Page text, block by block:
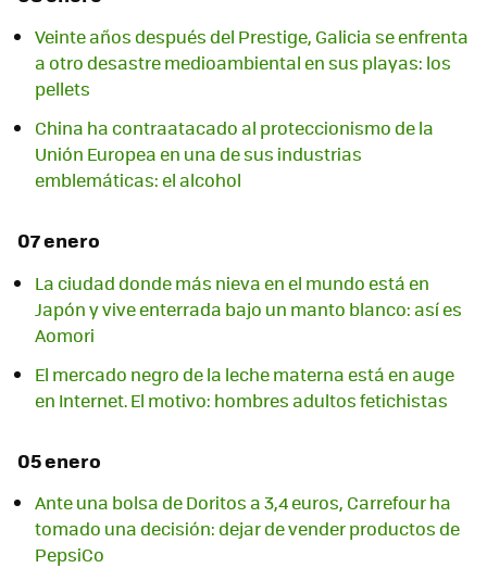
Veinte años después del Prestige, Galicia se enfrenta
a otro desastre medioambiental en sus playas: los
pellets
China ha contraatacado al proteccionismo de la
Unión Europea en una de sus industrias
emblemáticas: el alcohol
07 enero
La ciudad donde más nieva en el mundo está en
Japón y vive enterrada bajo un manto blanco: así es
Aomori
El mercado negro de la leche materna está en auge
en Internet. El motivo: hombres adultos fetichistas
05 enero
Ante una bolsa de Doritos a 3,4 euros, Carrefour ha
tomado una decisión: dejar de vender productos de
PepsiCo